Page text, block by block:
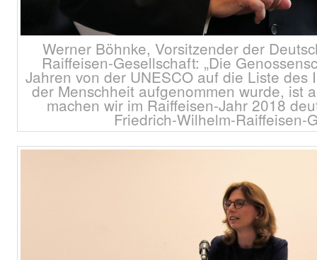
Werner Böhnke, Vorsitzender der
Raiffeisen-Gesellschaft: „Die
Jahren von der UNESCO auf die Liste des
der Menschheit aufgenommen wurde, ist
machen wir im Raiffeisen-Jahr 2018
Friedrich-Wilhelm-Raiffeisen-